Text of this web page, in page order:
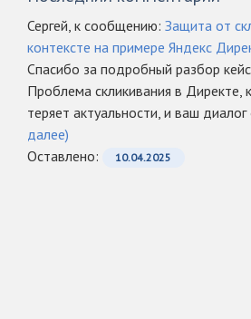
Сергей, к сообщению: Защита от
контексте на примере Яндекс
Спасибо за подробный разбор
Проблема скликивания в Директе,
теряет актуальности, и ваш
далее)
Оcтавлено:
10.04.2025